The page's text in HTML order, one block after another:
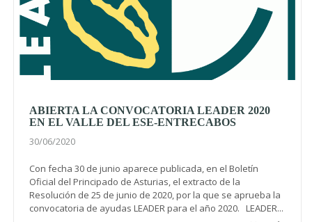
ABIERTA LA CONVOCATORIA LEADER 2020
EN EL VALLE DEL ESE-ENTRECABOS
30/06/2020
Con fecha 30 de junio aparece publicada, en el Boletín
Oficial del Principado de Asturias, el extracto de la
Resolución de 25 de junio de 2020, por la que se aprueba la
convocatoria de ayudas LEADER para el año 2020. LEADER...